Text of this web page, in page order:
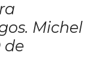
Michel
de